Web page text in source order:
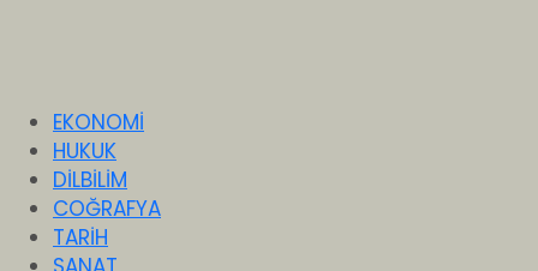
EKONOMİ
HUKUK
DİLBİLİM
COĞRAFYA
TARİH